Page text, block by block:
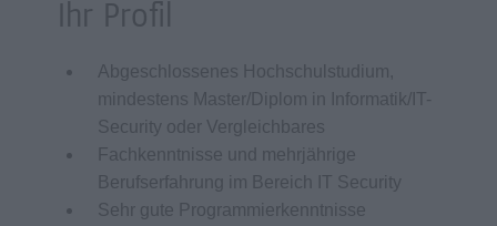
Ihr Profil
Abgeschlossenes Hochschulstudium,
mindestens Master/Diplom in Informatik/IT-
Security oder Vergleichbares
Fachkenntnisse und mehrjährige
Berufserfahrung im Bereich IT Security
Sehr gute Programmierkenntnisse